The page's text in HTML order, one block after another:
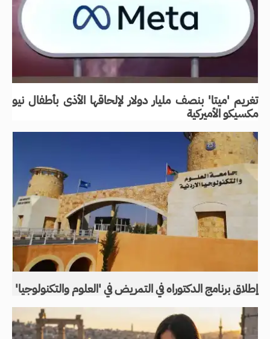
تغريم 'ميتا' بنصف مليار دولار لإلحاقها الأذى بأطفال نيو
مكسيكو الأميركية
إطلاق برنامج الدكتوراه في التمريض في 'العلوم والتكنولوجيا'